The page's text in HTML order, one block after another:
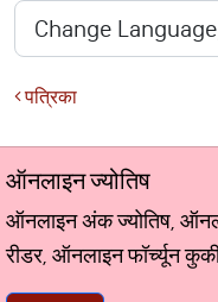
पत्रिका
ऑनलाइन ज्योतिष
ऑनलाइन अंक ज्योतिष,
रीडर, ऑनलाइन फॉर्च्यून